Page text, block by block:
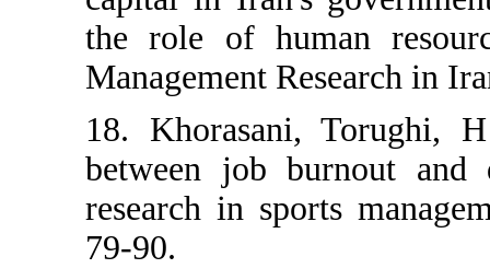
the role of
Management
18.
between job
research in